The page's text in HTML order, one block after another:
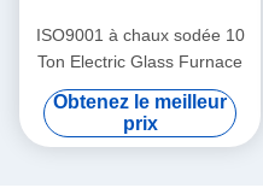
ISO9001 à chaux sodée 10
Ton Electric Glass Furnace
Obtenez le meilleur
prix